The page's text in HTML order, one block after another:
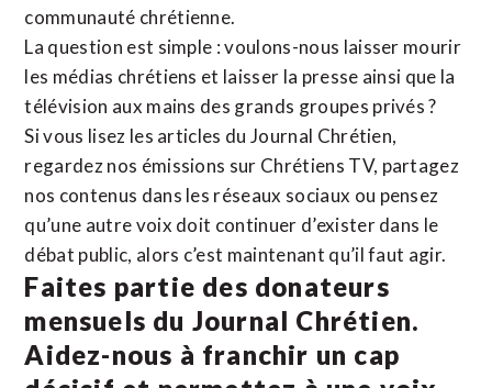
communauté chrétienne.
La question est simple : voulons-nous laisser mourir
les médias chrétiens et laisser la presse ainsi que la
télévision aux mains des grands groupes privés ?
Si vous lisez les articles du Journal Chrétien,
regardez nos émissions sur Chrétiens TV, partagez
nos contenus dans les réseaux sociaux ou pensez
qu’une autre voix doit continuer d’exister dans le
débat public, alors c’est maintenant qu’il faut agir.
Faites partie des donateurs
mensuels du Journal Chrétien.
Aidez-nous à franchir un cap